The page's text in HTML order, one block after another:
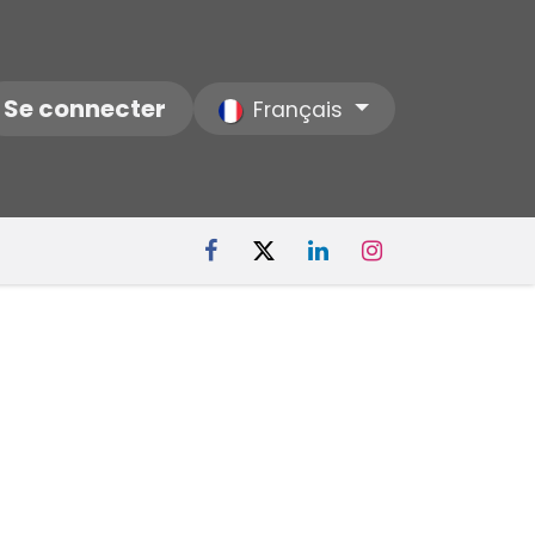
nous Notre Société
Se connecter Français